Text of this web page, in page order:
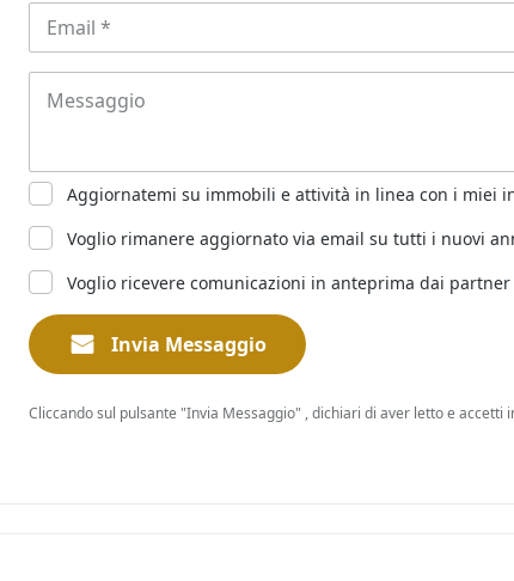
Aggiornatemi su immobili e attività in linea con i miei
Voglio rimanere aggiornato via email su tutti i nuovi
Voglio ricevere comunicazioni in anteprima dai
Invia Messaggio
Cliccando sul pulsante "Invia Messaggio" , dichiari di aver letto e accetti